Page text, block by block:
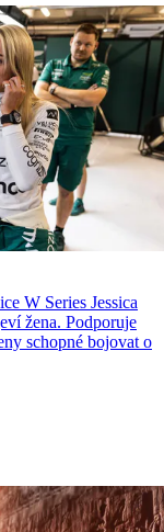
W Series Jessica
žena. Podporuje
schopné bojovat o